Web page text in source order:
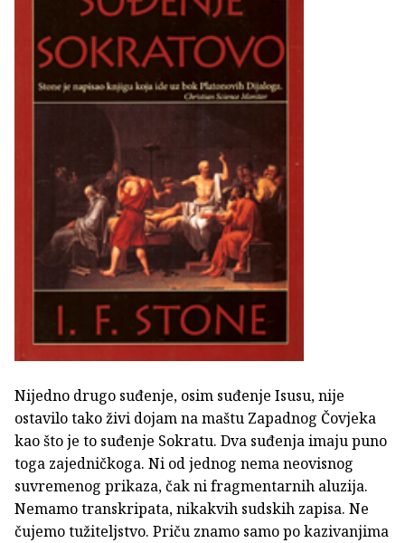
Nijedno drugo suđenje, osim suđenje Isusu, nije
ostavilo tako živi dojam na maštu Zapadnog Čovjeka
kao što je to suđenje Sokratu. Dva suđenja imaju puno
toga zajedničkoga. Ni od jednog nema neovisnog
suvremenog prikaza, čak ni fragmentarnih aluzija.
Nemamo transkripata, nikakvih sudskih zapisa. Ne
čujemo tužiteljstvo. Priču znamo samo po kazivanjima